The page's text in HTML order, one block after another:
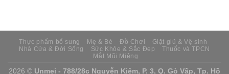
Thực phẩm bổ sung Mẹ & Bé Đồ Chơi
Giặt giũ & Vệ sinh
Nhà Cửa & Đời Sống
Sức Khỏe & Sắc Đẹp
Thuốc và TPCN
Mắt Mũi Miệng
2026 © Unmei - 788/28c Nguyễn Kiệm, P. 3, Q. Gò Vấp, Tp. Hồ